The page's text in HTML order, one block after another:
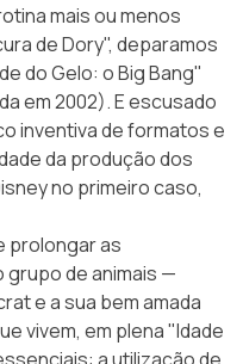
mais ou menos
de Dory", deparamos
do Gelo: o Big Bang"
em 2002). E escusado
inventiva de formatos e
da produção dos
no primeiro caso,
prolongar as
de animais —
e a sua bem amada
vivem, em plena "Idade